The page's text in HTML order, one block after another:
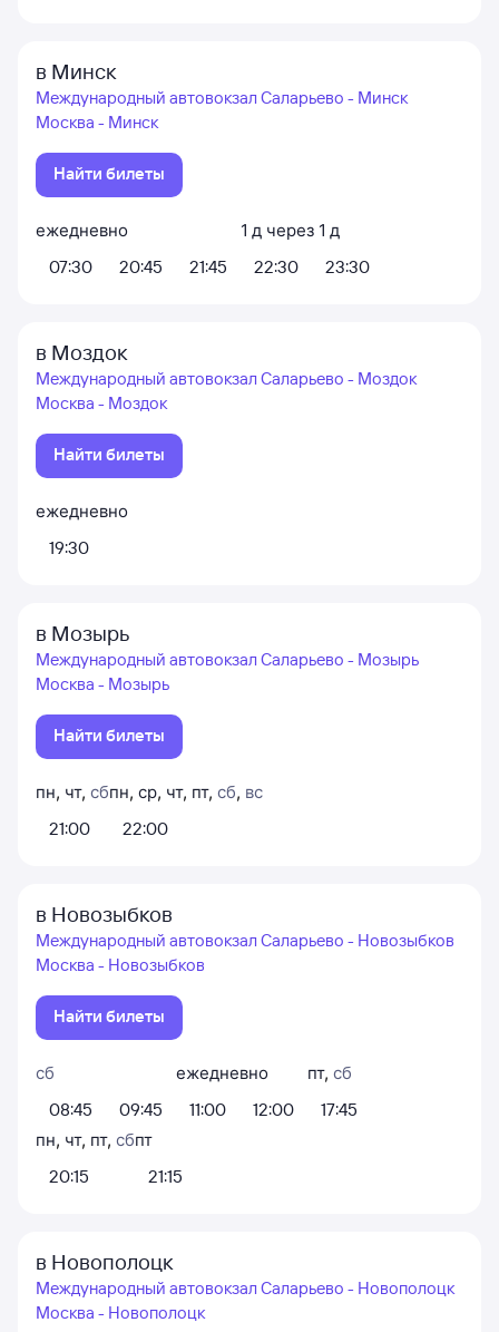
в Минск
Международный автовокзал Саларьево - Минск
Москва - Минск
Найти билеты
ежедневно
07:30
20:45 21:45
1 д через 1 д
22:30
23:30
в Моздок
Международный автовокзал Саларьево - Моздок
Москва - Моздок
Найти билеты
ежедневно
19:30
в Мозырь
Международный автовокзал Саларьево - Мозырь
Москва - Мозырь
Найти билеты
пн, чт, сб
21:00
пн, ср, чт, пт, сб, вс
22:00
в Новозыбков
Международный автовокзал Саларьево - Новозыбков
Москва - Новозыбков
Найти билеты
сб
08:45
09:45
ежедневно
11:00
12:00
пт, сб
17:45
пн, чт, пт, сб
20:15
пт
21:15
в Новополоцк
Международный автовокзал Саларьево - Новополоцк
Москва - Новополоцк